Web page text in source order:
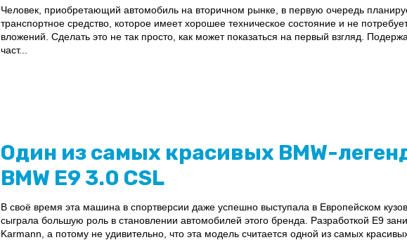
Человек, приобретающий автомобиль на вторичном рынке, в первую очередь
транспортное средство, которое имеет хорошее техническое состояние и не
вложений. Сделать это не так просто, как может показаться на первый взгляд.
част...
Один из самых красивых BMW-
BMW E9 3.0 CSL
В своё время эта машина в спортверсии даже успешно выступала в Европейском
сыграла большую роль в становлении автомобилей этого бренда. Разработкой E9
Karmann, а потому не удивительно, что эта модель считается одной из самых